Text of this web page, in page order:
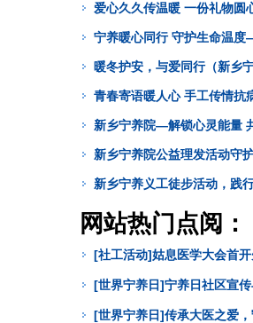
爱心久久传温暖 一份礼物
宁养暖心同行 守护生命温
暖冬护安，与爱同行（新乡
青春寄语暖人心 手工传情抗
新乡宁养院—解锁心灵能量
新乡宁养院公益理发活动守
新乡宁养义工徒步活动，践
网站热门点阅：
[社工活动]姑息医学大会首
[世界宁养日]宁养日社区宣
[世界宁养日]传承大医之爱